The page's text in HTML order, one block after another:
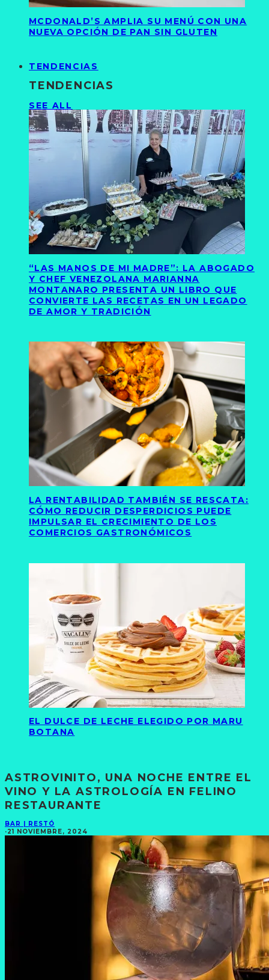
MCDONALD’S AMPLIA SU MENÚ CON UNA
NUEVA OPCIÓN DE PAN SIN GLUTEN
TENDENCIAS
TENDENCIAS
SEE ALL
“LAS MANOS DE MI MADRE”: LA ABOGADO
Y CHEF VENEZOLANA MARIANNA
MONTANARO PRESENTA UN LIBRO QUE
CONVIERTE LAS RECETAS EN UN LEGADO
DE AMOR Y TRADICIÓN
LA RENTABILIDAD TAMBIÉN SE RESCATA:
CÓMO REDUCIR DESPERDICIOS PUEDE
IMPULSAR EL CRECIMIENTO DE LOS
COMERCIOS GASTRONÓMICOS
EL DULCE DE LECHE ELEGIDO POR MARU
BOTANA
ASTROVINITO, UNA NOCHE ENTRE EL
VINO Y LA ASTROLOGÍA EN FELINO
RESTAURANTE
BAR | RESTÓ
·21 NOVIEMBRE, 2024